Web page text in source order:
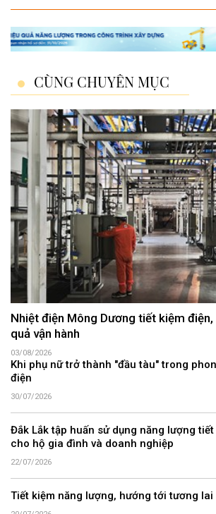
CÙNG CHUYÊN MỤC
Nhiệt điện Mông Dương tiết kiệm điện,
quả vận hành
03/08/2026
Khi phụ nữ trở thành "đầu tàu" trong
điện
30/07/2026
Đắk Lắk tập huấn sử dụng năng lượng
cho hộ gia đình và doanh nghiệp
22/07/2026
Tiết kiệm năng lượng, hướng tới tương lai